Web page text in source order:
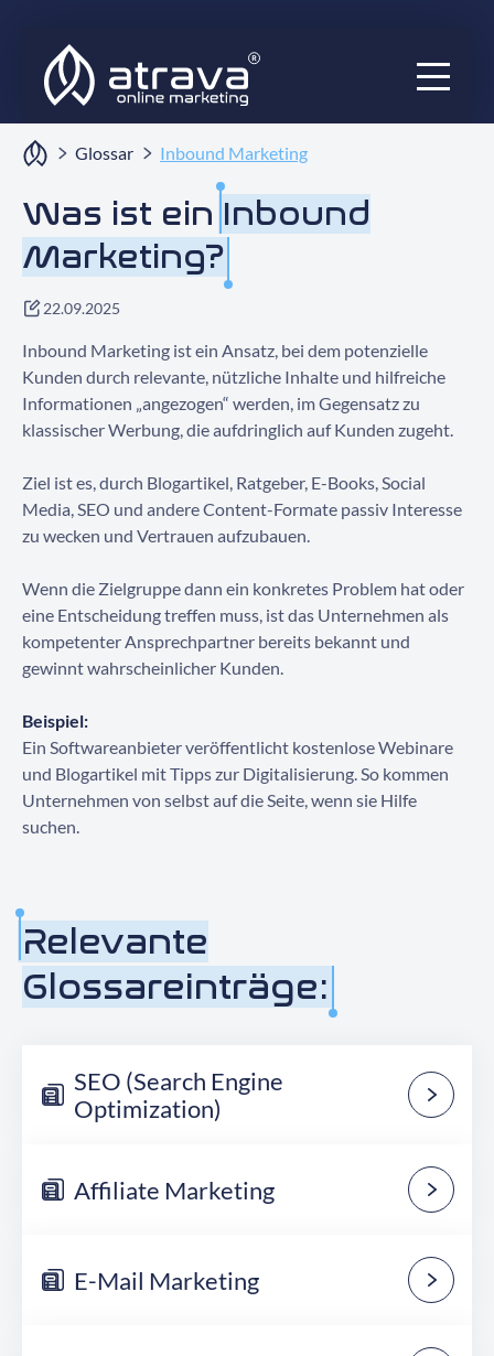
Services
Ratgeber
Audits
Blog
Projekte
Über uns
Kontaktieren Sie uns
Glossar Inbound Marketing
Was ist ein Inbound
Marketing?
22.09.2025
Inbound Marketing ist ein Ansatz, bei dem potenzielle
Kunden durch relevante, nützliche Inhalte und hilfreiche
Informationen „angezogen“ werden, im Gegensatz zu
klassischer Werbung, die aufdringlich auf Kunden zugeht.
Ziel ist es, durch Blogartikel, Ratgeber, E-Books, Social
Media, SEO und andere Content-Formate passiv Interesse
zu wecken und Vertrauen aufzubauen.
Wenn die Zielgruppe dann ein konkretes Problem hat oder
eine Entscheidung treffen muss, ist das Unternehmen als
kompetenter Ansprechpartner bereits bekannt und
gewinnt wahrscheinlicher Kunden.
Beispiel:
Ein Softwareanbieter veröffentlicht kostenlose Webinare
und Blogartikel mit Tipps zur Digitalisierung. So kommen
Unternehmen von selbst auf die Seite, wenn sie Hilfe
suchen.
Relevante
Glossareinträge:
SEO (Search Engine
Optimization)
Affiliate Marketing
E-Mail Marketing